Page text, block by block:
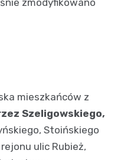
zmodyfikowano
mieszkańców z
Szeligowskiego,
Stoińskiego
ulic Rubież,